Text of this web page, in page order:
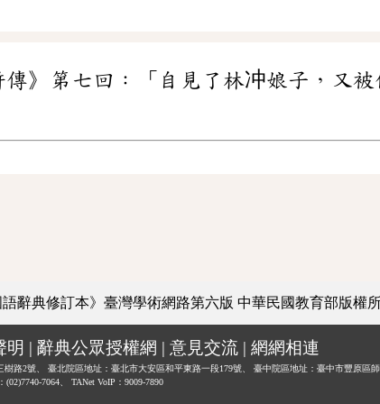
》第七回：「自見了林冲娘子，又
語辭典修訂本》臺灣學術網路第六版 中華民國教育部版權
明 | 辭典公眾授權網 | 意見交流 | 網網相連
路2號、 臺北院區地址：臺北市大安區和平東路一段179號、
臺中院區地址：臺中市豐原區
(02)7740-7064、 TANet VoIP：9009-7890